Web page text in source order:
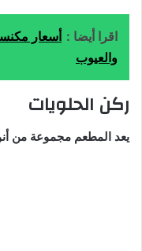
اقرا أيضا :
والعيوب
ركن الحلويات
يعد المطعم مجموعة من